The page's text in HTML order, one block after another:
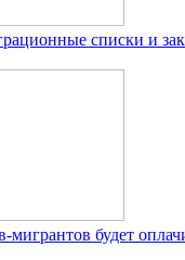
списки и
будет